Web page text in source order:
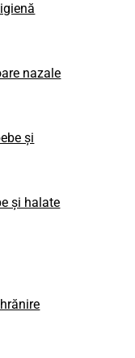
nazale
și
și halate